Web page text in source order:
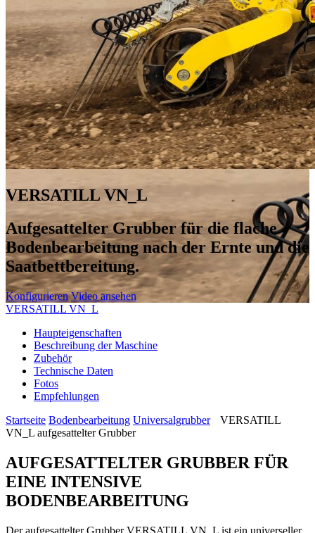
VERSATILL VN_L
Aufgesattelter Grubber für die flache
Bodenbearbeitung nach der Ernte und die
Saatbettbereitung.
Konfigurieren Video ansehen
VERSATILL VN_L
Haupteigenschaften
Beschreibung der Maschine
Zubehör
Technische Daten
Fotos
Empfehlungen
Startseite Bodenbearbeitung Universalgrubber
VERSATILL
VN_L aufgesattelter Grubber
AUFGESATTELTER GRUBBER FÜR
EINE INTENSIVE
BODENBEARBEITUNG
Der aufgesattelter Grubber VERSATILL VN_L ist ein universeller